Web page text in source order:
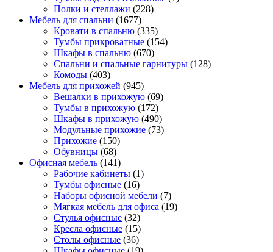
Полки и стеллажи (228)
Мебель для спальни (1677)
Кровати в спальню (335)
Тумбы прикроватные (154)
Шкафы в спальню (670)
Спальни и спальные гарнитуры (128)
Комоды (403)
Мебель для прихожей (945)
Вешалки в прихожую (69)
Тумбы в прихожую (172)
Шкафы в прихожую (490)
Модульные прихожие (73)
Прихожие (150)
Обувницы (68)
Офисная мебель (141)
Рабочие кабинеты (1)
Тумбы офисные (16)
Наборы офисной мебели (7)
Мягкая мебель для офиса (19)
Стулья офисные (32)
Кресла офисные (15)
Столы офисные (36)